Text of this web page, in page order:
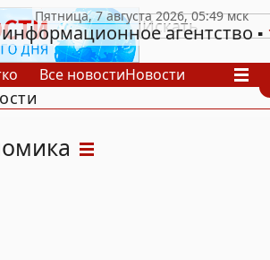
агентство
Все новостиНовости